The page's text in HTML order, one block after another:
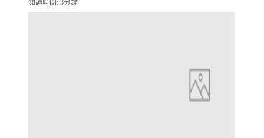
閱讀時間: 3分鐘